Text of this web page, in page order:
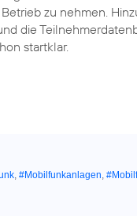
zu nehmen.
die
startklar.
, #Mobilfunkanlagen,